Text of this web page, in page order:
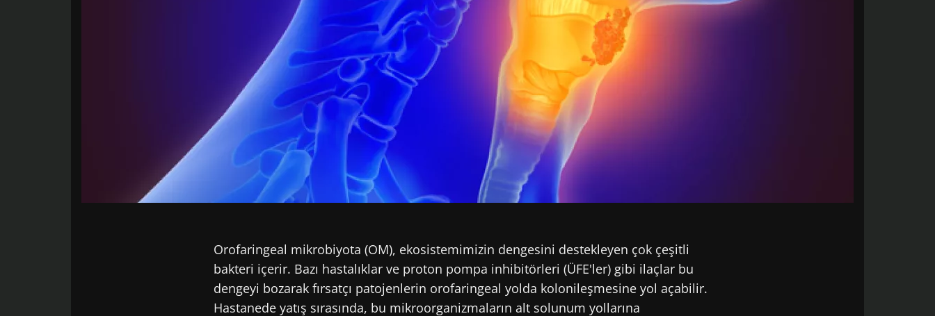
Orofaringeal mikrobiyota (OM), ekosistemimizin dengesini destekleyen çok çeşitli
bakteri içerir. Bazı hastalıklar ve proton pompa inhibitörleri (ÜFE'ler) gibi ilaçlar bu
dengeyi bozarak fırsatçı patojenlerin orofaringeal yolda kolonileşmesine yol açabilir.
Hastanede yatış sırasında, bu mikroorganizmaların alt solunum yollarına